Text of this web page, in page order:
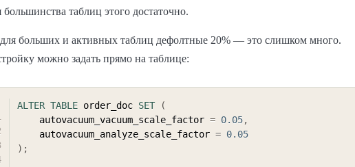
большинства таблиц этого достаточно.
больших и активных таблиц дефолтные 20% — это слишком много.
можно задать прямо на таблице:
ALTER TABLE order_doc SET
(
    autovacuum_vacuum_scale_factor
= 0.05,
    autovacuum_analyze_scale_factor
= 0.05
) ;